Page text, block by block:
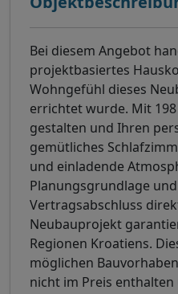
Bei diesem Angebot
projektbasiertes
Wohngefühl dieses
errichtet wurde. Mit
gestalten und Ihren
gemütliches
und einladende
Planungsgrundlage
Vertragsabschluss
Neubauprojekt
Regionen Kroatiens.
möglichen
nicht im Preis